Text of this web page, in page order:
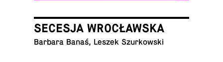
SECESJA WROCŁAWSKA
Barbara Banaś, Leszek Szurkowski